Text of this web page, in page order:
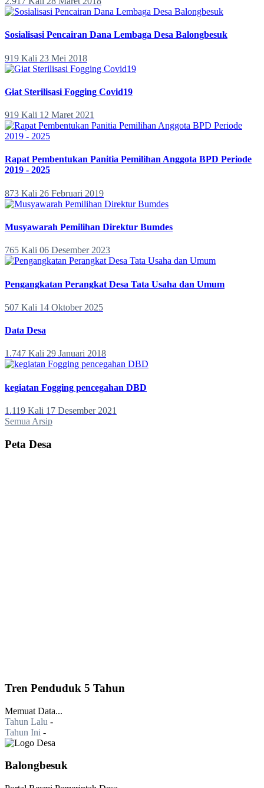
Sosialisasi Pencairan Dana Lembaga Desa Balongbesuk
919 Kali 23 Mei 2018
Giat Sterilisasi Fogging Covid19
919 Kali 12 Maret 2021
Rapat Pembentukan Panitia Pemilihan Anggota BPD Periode
2019 - 2025
873 Kali 26 Februari 2019
Musyawarah Pemilihan Direktur Bumdes
765 Kali 06 Desember 2023
Pengangkatan Perangkat Desa Tata Usaha dan Umum
507 Kali 14 Oktober 2025
Data Desa
1.747 Kali 29 Januari 2018
kegiatan Fogging pencegahan DBD
1.119 Kali 17 Desember 2021
Semua Arsip
Peta Desa
Tren Penduduk 5 Tahun
Memuat Data...
Tahun Lalu -
Tahun Ini -
Balongbesuk